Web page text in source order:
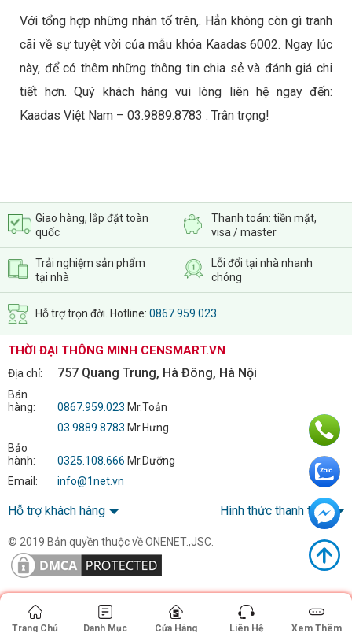
Với tổng hợp những nhân tố trên,. Hẳn không còn gì tranh
cãi về sự tuyệt vời của mẫu khóa Kaadas 6002. Ngay lúc
này, để có thêm những thông tin chia sẻ và đánh giá chi
tiết hơn. Quý khách hàng vui lòng liên hệ ngay đến:
Kaadas Việt Nam – 03.9889.8783 . Trân trọng!
Giao hàng, lắp đặt toàn
quốc
Thanh toán: tiền mặt,
visa / master
Trải nghiệm sản phẩm
tại nhà
Lỗi đổi tại nhà nhanh
chóng
Hỗ trợ trọn đời. Hotline: 0867.959.023
THỜI ĐẠI THÔNG MINH CENSMART.VN
Địa chỉ: 757 Quang Trung, Hà Đông, Hà Nội
Bán
hàng:
0867.959.023 Mr.Toản
03.9889.8783 Mr.Hưng
Bảo
hành:
0325.108.666 Mr.Dưỡng
Email:
info@1net.vn
Hỗ trợ khách hàng Hình thức thanh toán
Trang Chủ Danh Mục Cửa Hàng Liên Hệ Xem Thêm
© 2019 Bản quyền thuộc về ONENET.,JSC.